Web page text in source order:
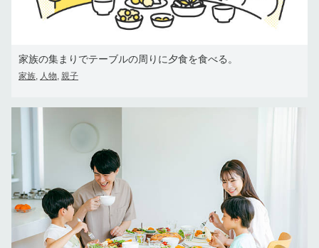
家族の集まりでテーブルの周りに夕食を食べる。
家族 人物 親子